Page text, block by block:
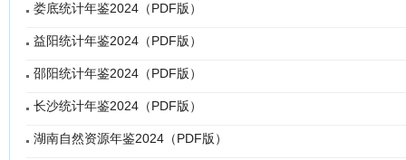
娄底统计年鉴2024（PDF版）
益阳统计年鉴2024（PDF版）
邵阳统计年鉴2024（PDF版）
长沙统计年鉴2024（PDF版）
湖南自然资源年鉴2024（PDF版）